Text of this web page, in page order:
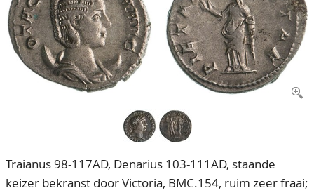
Ons Team
80 jarig bestaan
CONTACT
ACCOUNT
Traianus 98-117AD, Denarius 103-111AD, staande
keizer bekranst door Victoria, BMC.154, ruim zeer fraai;